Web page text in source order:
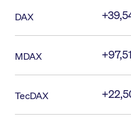
DAX
MDAX +97,51
TecDAX